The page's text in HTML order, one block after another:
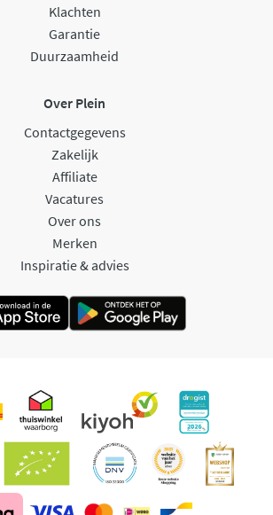
Klachten
Garantie
Duurzaamheid
Over Plein
Contactgegevens
Zakelijk
Affiliate
Vacatures
Over ons
Merken
Inspiratie & advies